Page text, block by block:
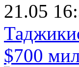
21.05
$700